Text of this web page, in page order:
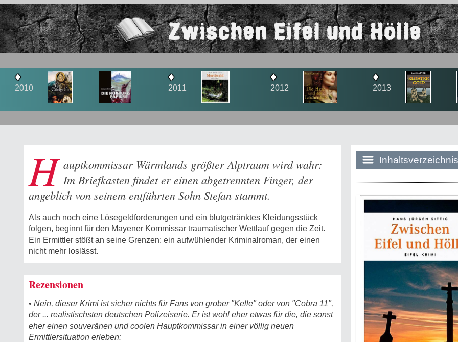
Zwischen Eifel und Hölle
2011 2012
♦
2013
H auptkommissar Wärmlands größter Alptraum wird wahr:
Im Briefkasten findet er einen abgetrennten Finger, der
angeblich von seinem entführten Sohn Stefan stammt.
Als auch noch eine Lösegeldforderungen und ein blutgetränktes Kleidungsstück
folgen, beginnt für den Mayener Kommissar traumatischer Wettlauf gegen die Zeit.
Ein Ermittler stößt an seine Grenzen: ein aufwühlender Kriminalroman, der einen
nicht mehr loslässt.
Rezensionen
• Nein, dieser Krimi ist sicher nichts für Fans von grober "Kelle" oder von "Cobra 11",
der ... realistischsten deutschen Polizeiserie. Er ist wohl eher etwas für die, die sonst
eher einen souveränen und coolen Hauptkommissar in einer völlig neuen
Ermittlersituation erleben:
Inhaltsverzeichnis
Historie:
Mythen,
Legenden
Sightseeing:
Die Eifel
Eifelevents
Eifelkarte: